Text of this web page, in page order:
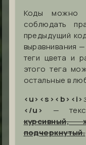
Коды можно
соблюдать
предыдущий
выравнивания
теги цвета и
этого тега
остальные в
<u><s><b><i>
</u>
—
курсивный,
подчеркнутый.